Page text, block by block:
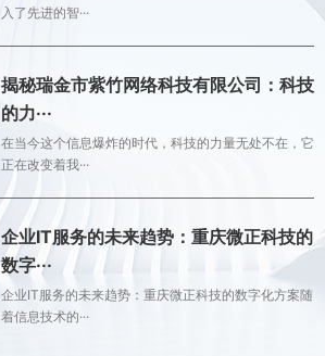
入了先进的智···
揭秘瑞金市紫竹网络科技有限公司：科技
的力···
在当今这个信息爆炸的时代，科技的力量无处不在，它
正在改变着我···
企业IT服务的未来趋势：重庆微正科技的
数字···
企业IT服务的未来趋势：重庆微正科技的数字化方案随
着信息技术的···